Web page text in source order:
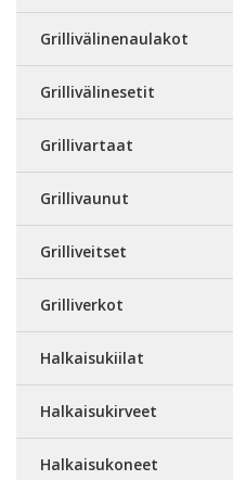
Grillivälinenaulakot
Grillivälinesetit
Grillivartaat
Grillivaunut
Grilliveitset
Grilliverkot
Halkaisukiilat
Halkaisukirveet
Halkaisukoneet